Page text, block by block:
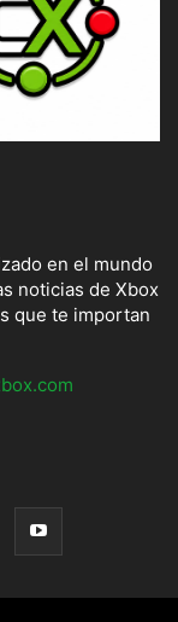
en el mundo
noticias de Xbox
que te importan